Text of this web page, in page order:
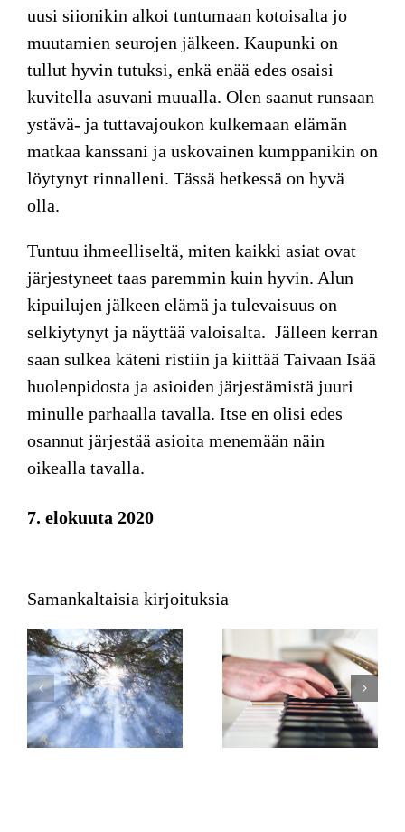
uusi siionikin alkoi tuntumaan kotoisalta jo
muutamien seurojen jälkeen. Kaupunki on
tullut hyvin tutuksi, enkä enää edes osaisi
kuvitella asuvani muualla. Olen saanut runsaan
ystävä- ja tuttavajoukon kulkemaan elämän
matkaa kanssani ja uskovainen kumppanikin on
löytynyt rinnalleni. Tässä hetkessä on hyvä
olla.
Tuntuu ihmeelliseltä, miten kaikki asiat ovat
järjestyneet taas paremmin kuin hyvin. Alun
kipuilujen jälkeen elämä ja tulevaisuus on
selkiytynyt ja näyttää valoisalta. Jälleen kerran
saan sulkea käteni ristiin ja kiittää Taivaan Isää
huolenpidosta ja asioiden järjestämistä juuri
minulle parhaalla tavalla. Itse en olisi edes
osannut järjestää asioita menemään näin
oikealla tavalla.
7. elokuuta 2020
Samankaltaisia kirjoituksia